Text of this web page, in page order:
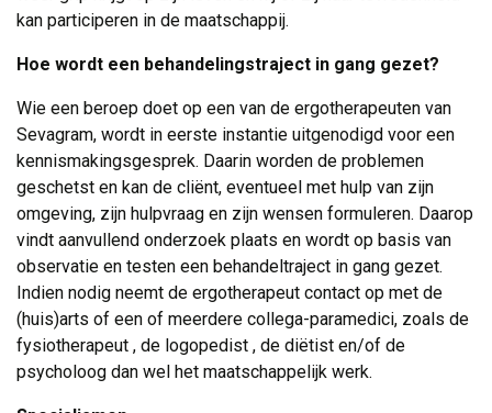
kan participeren in de maatschappij.
Hoe wordt een behandelingstraject in gang gezet?
Wie een beroep doet op een van de ergotherapeuten van
Sevagram, wordt in eerste instantie uitgenodigd voor een
kennismakingsgesprek. Daarin worden de problemen
geschetst en kan de cliënt, eventueel met hulp van zijn
omgeving, zijn hulpvraag en zijn wensen formuleren. Daarop
vindt aanvullend onderzoek plaats en wordt op basis van
observatie en testen een behandeltraject in gang gezet.
Indien nodig neemt de ergotherapeut contact op met de
(huis)arts of een of meerdere collega-paramedici, zoals de
fysiotherapeut , de logopedist , de diëtist en/of de
psycholoog dan wel het maatschappelijk werk.